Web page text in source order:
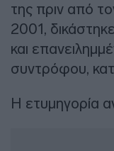
της πριν από
2001,
και
συντρόφου,
Η ετυμηγορία